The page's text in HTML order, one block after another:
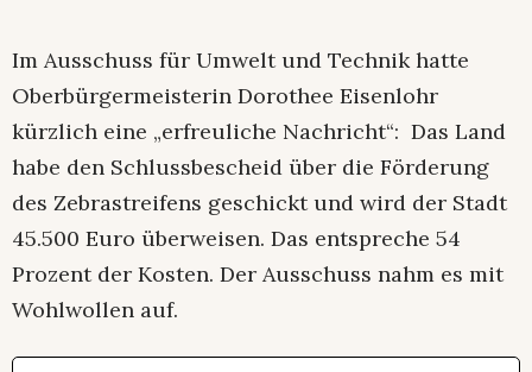
Im Ausschuss für Umwelt und Technik hatte
Oberbürgermeisterin Dorothee Eisenlohr
kürzlich eine „erfreuliche Nachricht“: Das Land
habe den Schlussbescheid über die Förderung
des Zebrastreifens geschickt und wird der Stadt
45.500 Euro überweisen. Das entspreche 54
Prozent der Kosten. Der Ausschuss nahm es mit
Wohlwollen auf.